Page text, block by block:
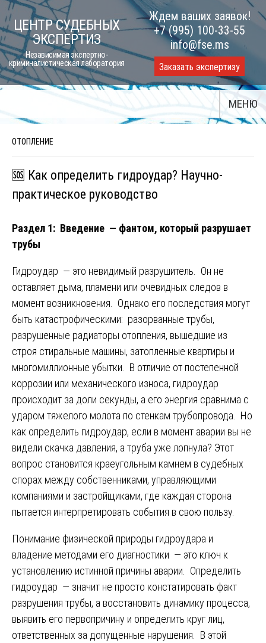
Skip
to
content
ЦЕНТР СУДЕБНЫХ
ЭКСПЕРТИЗ
Независимая экспертно-
криминалистическая лаборатория
Ждем ваших заявок!
+7 (995) 100-33-55
info@fse.ms
Заказать экспертизу
МЕНЮ
ОТОПЛЕНИЕ
🆘 Как определить гидроудар? Научно-
практическое руководство
Раздел 1: Введение — фантом, который разрушает
трубы
Гидроудар — это невидимый разрушитель. Он не
оставляет дыма, пламени или очевидных следов в
момент возникновения. Однако его последствия могут
быть катастрофическими: разорванные трубы,
разрушенные радиаторы отопления, вышедшие из
строя стиральные машины, затопленные квартиры и
многомиллионные убытки. В отличие от постепенной
коррозии или механического износа, гидроудар
происходит за доли секунды, а его энергия сравнима с
ударом тяжелого молота по стенкам трубопровода. Но
как определить гидроудар, если в момент аварии вы не
видели скачка давления, а труба уже лопнула? Этот
вопрос становится краеугольным камнем в судебных
спорах между собственниками, управляющими
компаниями и застройщиками, где каждая сторона
пытается интерпретировать события в свою пользу.
Понимание физической природы гидроудара и
владение методами его диагностики — это ключ к
установлению истинной причины аварии. Определить
гидроудар — значит не просто констатировать факт
разрушения трубы, а восстановить динамику процесса,
выявить его первопричину и определить круг лиц,
ответственных за допущенные нарушения. В этой